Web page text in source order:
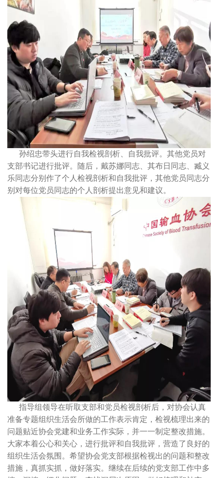
孙绍忠带头进行自我检视剖析、自我批评。其他党员对
支部书记进行批评。随后，戴苏娜同志、其布日同志、臧义
乐同志分别作了个人检视剖析和自我批评，其他党员同志分
别对每位党员同志的个人剖析提出意见和建议。
指导组领导在听取支部和党员检视剖析后，对协会认真
准备专题组织生活会所做的工作表示肯定，检视梳理出来的
问题贴近协会党建和业务工作实际，并一一制定整改措施。
大家本着公心和关心，进行批评和自我批评，营造了良好的
组织生活会氛围。希望协会党支部根据检视出的问题和整改
措施，真抓实抓，做好落实。继续在后续的党支部工作中多